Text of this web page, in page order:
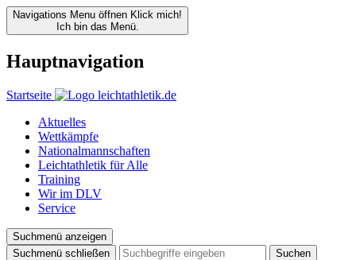
Navigations Menu öffnen Klick mich!
Ich bin das Menü.
Hauptnavigation
Startseite
Aktuelles
Wettkämpfe
Nationalmannschaften
Leichtathletik für Alle
Training
Wir im DLV
Service
Suchmenü anzeigen
Suchmenü schließen
Suchen